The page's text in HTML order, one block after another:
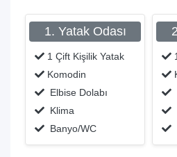
1. Yatak Odası
1 Çift Kişilik Yatak
Komodin
Elbise Dolabı
Klima
Banyo/WC